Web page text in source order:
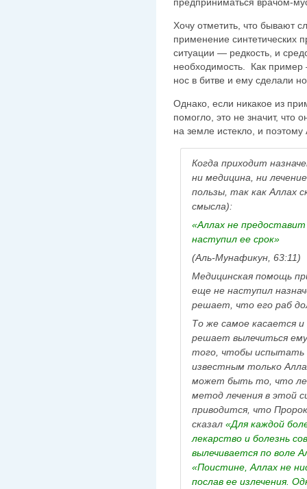
Хочу отметить, что бывают
применение синтетических
ситуации — редкость, и
необходимость. Как пример
нос в битве и ему сделали
Однако, если никакое из
помогло, это не значит, что
на земле истекло, и
Когда приходит
ни медицина, ни
пользы, так как Аллах
смысла):
«Аллах не
наступил ее срок»
(Аль-Мунафикун, 63:11)
Медицинская помощь
еще не наступил
решает, что его раб
То же самое касается
решает вылечиться
того, чтобы испытать
известным только
может быть то, что
метод лечения в этой
приводится, что
сказал «Для каждой
лекарство и болезнь
вылечивается по воле
«Поистине, Аллах не
послав ее излечения.